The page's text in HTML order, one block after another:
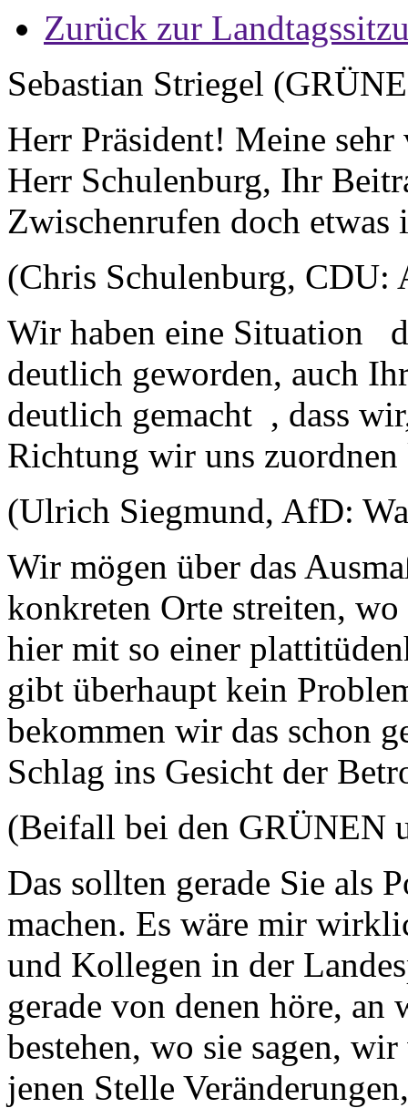
Zurück zur
Sebastian Striegel
Herr Präsident! Meine
Herr Schulenburg, Ihr
Zwischenrufen doch
(Chris Schulenburg, CDU:
Wir haben eine Situation
deutlich geworden, auch
deutlich gemacht , dass
Richtung wir uns
(Ulrich Siegmund, AfD:
Wir mögen über das
konkreten Orte streiten,
hier mit so einer
gibt überhaupt kein
bekommen wir das schon
Schlag ins Gesicht der
(Beifall bei den GRÜNEN
Das sollten gerade Sie als
machen. Es wäre mir
und Kollegen in der
gerade von denen höre,
bestehen, wo sie sagen,
jenen Stelle